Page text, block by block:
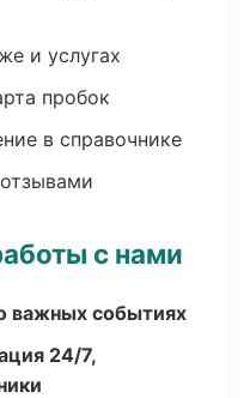
и услугах
пробок
в справочнике
с нами
важных событиях
24/7,